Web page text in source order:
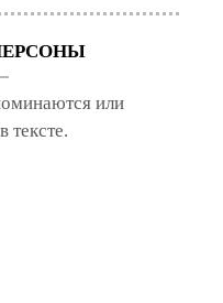
или
тексте.